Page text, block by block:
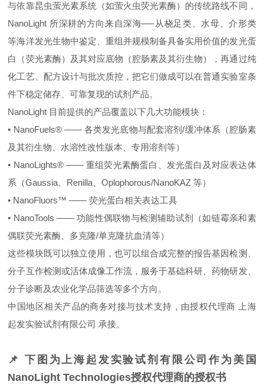
与依靠昆虫萤光素系统（如萤火虫荧光素酶）的传统路线不同，
NanoLight 所深耕的方向来自深海──从桡足类、水母、介形类
等海洋发光生物中鉴定、重组并规模制备具备实用价值的发光蛋
白（荧光素酶）及其对应底物（腔肠素及其衍生物），再通过纯
化工艺、配方设计与批次质控，把它们做成可以在普通实验室条
件下稳定储存、可靠复现的试剂产品。
NanoLight 目前提供的产品覆盖以下几大功能模块：
• NanoFuels® —— 各类发光底物与配套溶剂/缓冲体系（腔肠素
及其衍生物、水溶性改性版本、专用溶剂等）
• NanoLights® —— 重组荧光素酶蛋白、发光蛋白及对应表达体
系（Gaussia、Renilla、Oplophorous/NanoKAZ 等）
• NanoFluors™ —— 荧光蛋白相关表达工具
• NanoTools —— 功能性偶联物与检测辅助试剂（如链霉亲和素
偶联荧光素酶、多克隆/单克隆抗血清等）
这些模块既可以独立使用，也可以组合成完整的报告基因检测、
分子互作检测或活体成像工作流，服务于基础科研、药物研发、
分子诊断及农业化学品筛选等多个方向。
中国地区相关产品的商务对接与技术支持，由授权代理商 上海
起发实验试剂有限公司 承接。
📌 下图为上海起发实验试剂有 限公司作为美国
NanoLight Technologies授权代理商的授权书